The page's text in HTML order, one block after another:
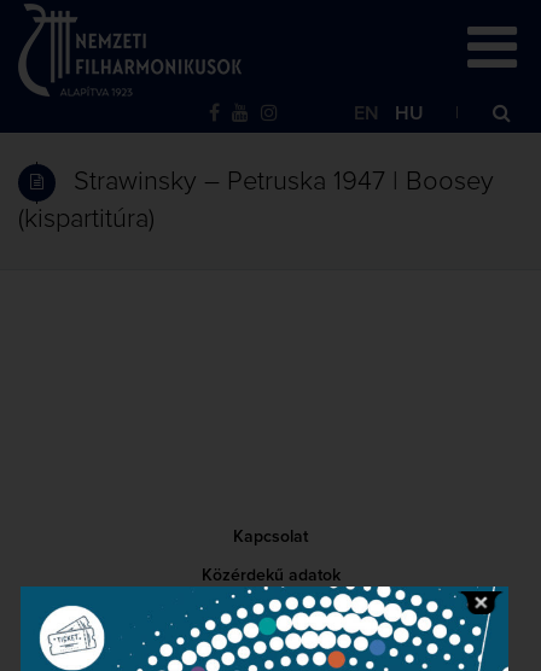
EN HU
Strawinsky – Petruska 1947 | Boosey
(kispartitúra)
Kapcsolat
Közérdekű adatok
Sajtószoba
Adatvédelem